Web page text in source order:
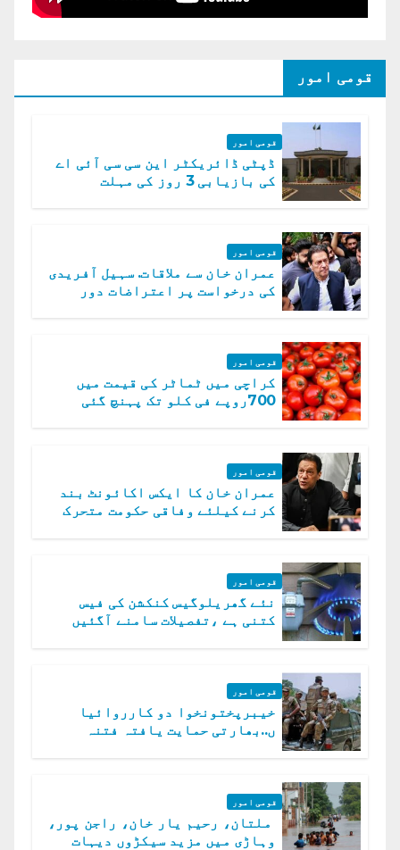
قومی امور
قومی امور
ڈپٹی ڈائریکٹر این سی سی آئی اے
کی بازیابی 3 روز کی مہلت
قومی امور
عمران خان سے ملاقات. سہیل آفریدی
کی درخواست پر اعتراضات دور
قومی امور
کراچی میں ٹماٹر کی قیمت میں
700روپے فی کلو تک پہنچ گئی
قومی امور
عمران خان کا ایکس اکائونٹ بند
کرنے کیلئے وفاقی حکومت متحرک
قومی امور
نئے گھریلوگیس کنکشن کی فیس
کتنی ہے ،تفصیلات سامنے آگئیں
قومی امور
خیبرپختونخوا دو کارروائیا
ں..بھارتی حمایت یافتہ فتنہ
قومی امور
ملتان، رحیم یار خان، راجن پور،
وہاڑی میں مزید سیکڑوں دیہات